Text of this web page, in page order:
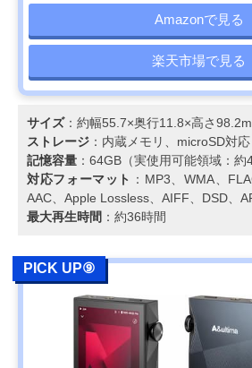
Amazonで見る
楽天市場で見る
サイズ：​約幅55.7×奥行11.8×高さ
ストレージ ：​内蔵メモリ、microSD対応​
記憶容量 ：​64GB（実使用可能領域：約
対応フォーマット
：​MP3、WMA、
AAC、Apple Lossless、AIFF、DSD、
最大再生時間 ：​約36時間
PICK UP⑨